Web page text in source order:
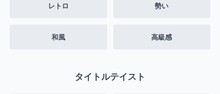
レトロ 勢い
和風 高級感
タイトルテイスト